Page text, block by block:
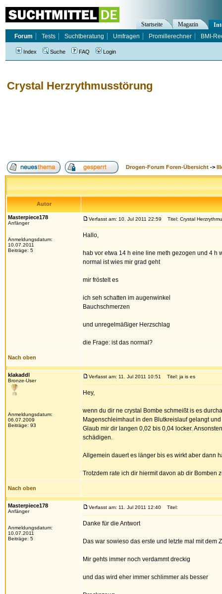
Crystal Herzrythmusstörung
Drogen-Forum Foren-Übersicht ->
Autor
Masterpiece178
Anfänger
Anmeldungsdatum:
10.07.2011
Beiträge: 5
Verfasst am: 10. Jul 2011 22:59 Titel: Crystal
Hallo,
hab vor etwa 14 h eine line meth gezogen und 4 h
normal ist wies mir grad geht
mir fröstelt es
ich seh schatten im augenwinkel
Bauchschmerzen
und unregelmäßiger Herzschlag
die Frage: ist das normal?
Nach oben
klakaddl
Bronze-User
Anmeldungsdatum:
06.07.2009
Beiträge: 93
Verfasst am: 11. Jul 2011 10:51 Titel: ja is es
Hey,
wenn du dir ne crystal Bombe schmeißt is es
Magenschleimhaut in den Blutkreislauf gelangt
Glaub mir dir langen 0,02 bis 0,04 locker.
schädigen.
Allgemein dauert es länger bis es wirkt aber dann
Trotzdem rate ich dir hiermit davon ab dir Bomben
Nach oben
Masterpiece178
Anfänger
Anmeldungsdatum:
10.07.2011
Beiträge: 5
Verfasst am: 11. Jul 2011 12:40 Titel:
Danke für die Antwort
Das war sowieso das erste und letzte mal mit dem
Mir gehts immer noch verdammt dreckig
und das wird eher immer schlimmer als besser
Startseite Magazin
Forum
Tests Suchtberatung Umfragen Promillerechner BMI-
Index Suche FAQ Login